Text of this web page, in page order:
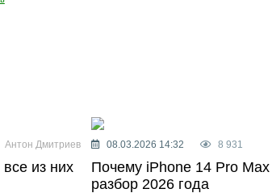
Антон Дмитриев
из них
08.03.2026 14:32 8 931
Почему iPhone 14 Pro
разбор 2026 года